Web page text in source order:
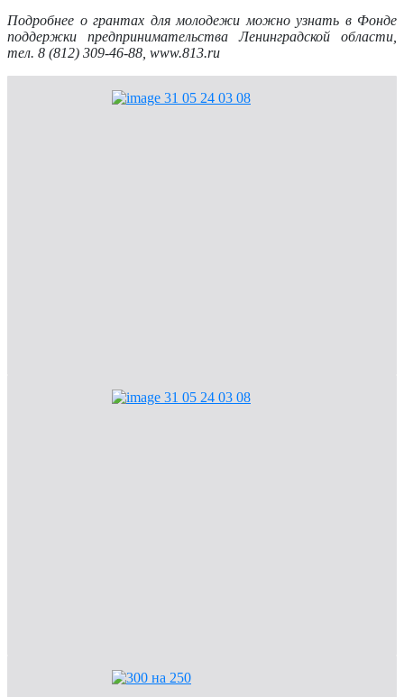
Подробнее о грантах для молодежи можно узнать в Фонде
поддержки предпринимательства Ленинградской области,
тел. 8 (812) 309-46-88, www.813.ru